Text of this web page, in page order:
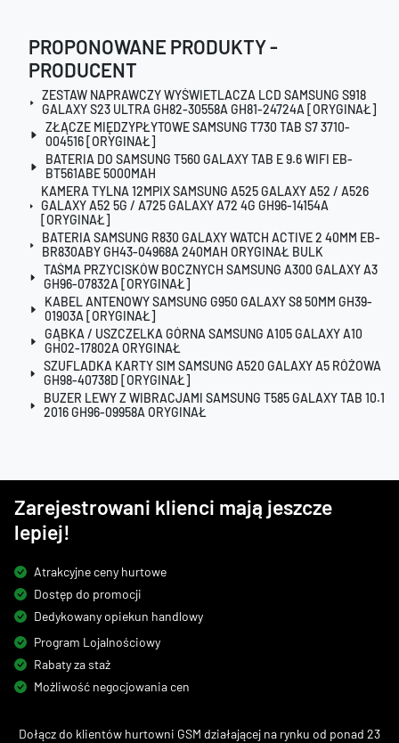
PROPONOWANE PRODUKTY -
PRODUCENT
ZESTAW NAPRAWCZY WYŚWIETLACZA LCD SAMSUNG S918
GALAXY S23 ULTRA GH82-30558A GH81-24724A [ORYGINAŁ]
ZŁĄCZE MIĘDZYPŁYTOWE SAMSUNG T730 TAB S7 3710-
004516 [ORYGINAŁ]
BATERIA DO SAMSUNG T560 GALAXY TAB E 9.6 WIFI EB-
BT561ABE 5000MAH
KAMERA TYLNA 12MPIX SAMSUNG A525 GALAXY A52 / A526
GALAXY A52 5G / A725 GALAXY A72 4G GH96-14154A
[ORYGINAŁ]
BATERIA SAMSUNG R830 GALAXY WATCH ACTIVE 2 40MM EB-
BR830ABY GH43-04968A 240MAH ORYGINAŁ BULK
TAŚMA PRZYCISKÓW BOCZNYCH SAMSUNG A300 GALAXY A3
GH96-07832A [ORYGINAŁ]
KABEL ANTENOWY SAMSUNG G950 GALAXY S8 50MM GH39-
01903A [ORYGINAŁ]
GĄBKA / USZCZELKA GÓRNA SAMSUNG A105 GALAXY A10
GH02-17802A ORYGINAŁ
SZUFLADKA KARTY SIM SAMSUNG A520 GALAXY A5 RÓŻOWA
GH98-40738D [ORYGINAŁ]
BUZER LEWY Z WIBRACJAMI SAMSUNG T585 GALAXY TAB 10.1
2016 GH96-09958A ORYGINAŁ
Zarejestrowani klienci mają jeszcze
lepiej!
Atrakcyjne ceny hurtowe
Dostęp do promocji
Dedykowany opiekun handlowy
Program Lojalnościowy
Rabaty za staż
Możliwość negocjowania cen
Dołącz do klientów hurtowni GSM działającej na rynku od ponad 23